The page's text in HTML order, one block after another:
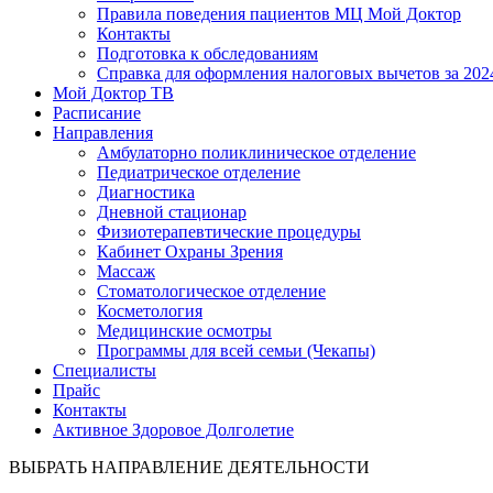
Правила поведения пациентов МЦ Мой Доктор
Контакты
Подготовка к обследованиям
Справка для оформления налоговых вычетов за
Мой Доктор ТВ
Расписание
Направления
Амбулаторно поликлиническое отделение
Педиатрическое отделение
Диагностика
Дневной стационар
Физиотерапевтические процедуры
Кабинет Охраны Зрения
Массаж
Стоматологическое отделение
Косметология
Медицинские осмотры
Программы для всей семьи (Чекапы)
Специалисты
Прайс
Контакты
Активное Здоровое Долголетие
ВЫБРАТЬ НАПРАВЛЕНИЕ ДЕЯТЕЛЬНОСТИ